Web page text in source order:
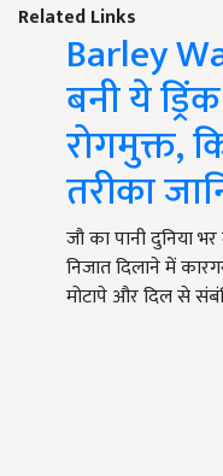
Related Links
Barley
बनी ये
रोगमुक्त,
तरीका
जौ का पानी दुनिया
निजात दिलाने में
मोटापे और दिल से